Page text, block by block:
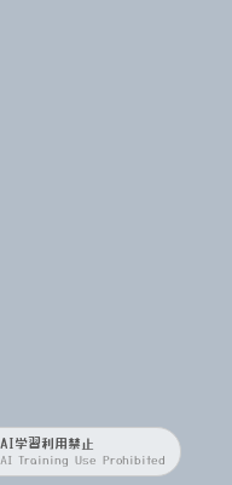
AI学習利用禁止
AI Training Use Prohibited